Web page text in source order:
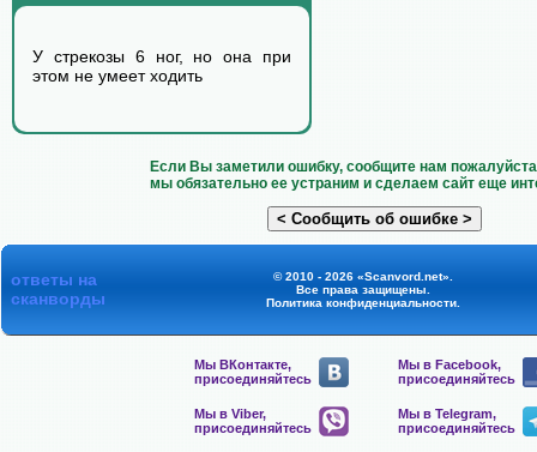
У стрекозы 6 ног, но она при
этом не умеет ходить
Если Вы заметили ошибку, сообщите нам
мы обязательно ее устраним и сделаем сайт еще
ответы на
сканворды
© 2010 - 2026 «Scanvord.net».
Все права защищены.
Политика конфиденциальности.
Мы ВКонтакте,
присоединяйтесь
Мы в Facebook,
присоединяйтесь
Мы в Viber,
присоединяйтесь
Мы в Telegram,
присоединяйтесь